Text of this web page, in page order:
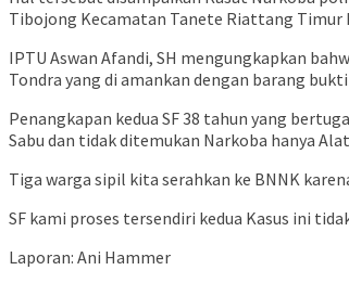
Tibojong Kecamatan Tanete Riattang Timur
IPTU Aswan Afandi, SH mengungkapkan
Tondra yang di amankan dengan barang
Penangkapan kedua SF 38 tahun yang
Sabu dan tidak ditemukan Narkoba hanya
Tiga warga sipil kita serahkan ke BNNK
SF kami proses tersendiri kedua Kasus ini
Laporan: Ani Hammer